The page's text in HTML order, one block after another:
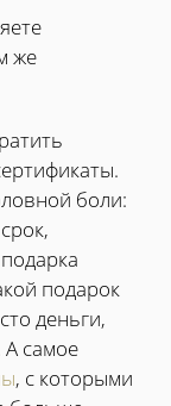
же
боли:
подарок
деньги,
А самое
, с которыми